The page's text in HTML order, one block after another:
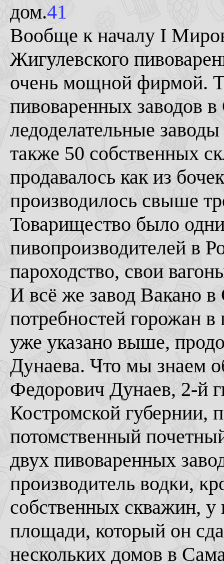
дом.41
Вообще к началу I
Жигулевского
очень мощной фирмой.
пивоваренных заводов
ледоделательные
также 50 собственных
продавалось как из
производилось свыше
Товарищество было
пивопроизводителей в
пароходство, свои
И всё же завод Вакано в
потребностей горожан
уже указано выше,
Дунаева. Что мы знаем
Федорович Дунаев, 2-й
Костромской губернии,
потомственный
двух пивоваренных
производитель водки,
собственных скважин, у
площади, который он
нескольких домов в